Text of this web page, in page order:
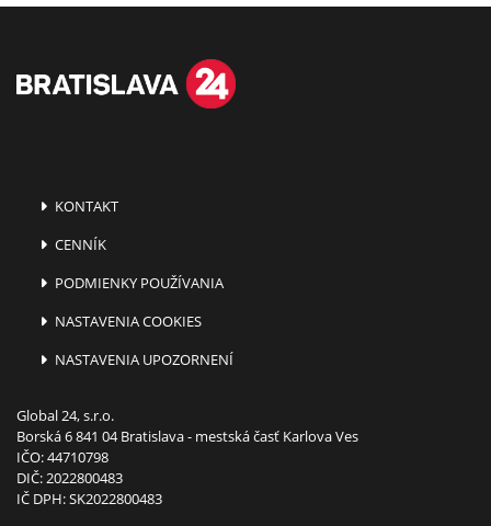
KONTAKT
CENNÍK
PODMIENKY POUŽÍVANIA
NASTAVENIA COOKIES
NASTAVENIA UPOZORNENÍ
Global 24, s.r.o.
Borská 6 841 04 Bratislava - mestská časť Karlova Ves
IČO: 44710798
DIČ: 2022800483
IČ DPH: SK2022800483